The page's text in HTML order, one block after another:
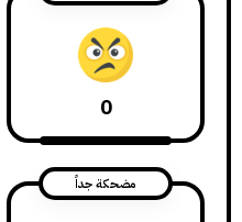
0
مضحكة جداً